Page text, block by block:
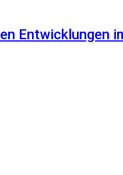
Entwicklungen